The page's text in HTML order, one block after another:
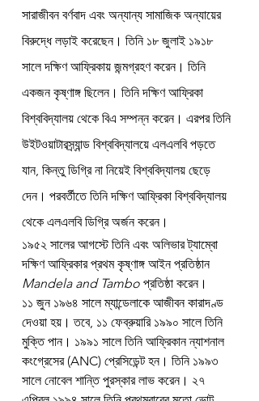
সারাজীবন বর্ণবাদ এবং অন্যান্য সামাজিক অন্যায়ের
বিরুদ্ধে লড়াই করেছেন। তিনি ১৮ জুলাই ১৯১৮
সালে দক্ষিণ আফ্রিকায় জন্মগ্রহণ করেন। তিনি
একজন কৃষ্ণাঙ্গ ছিলেন। তিনি দক্ষিণ আফ্রিকা
বিশ্ববিদ্যালয় থেকে বিএ সম্পন্ন করেন। এরপর তিনি
উইটওয়াটারস্র্যান্ড বিশ্ববিদ্যালয়ে এলএলবি পড়তে
যান, কিন্তু ডিগ্রি না নিয়েই বিশ্ববিদ্যালয় ছেড়ে
দেন। পরবর্তীতে তিনি দক্ষিণ আফ্রিকা বিশ্ববিদ্যালয়
থেকে এলএলবি ডিগ্রি অর্জন করেন।
১৯৫২ সালের আগস্টে তিনি এবং অলিভার ট্যাম্বো
দক্ষিণ আফ্রিকার প্রথম কৃষ্ণাঙ্গ আইন প্রতিষ্ঠান
Mandela and Tambo প্রতিষ্ঠা করেন।
১১ জুন ১৯৬৪ সালে ম্যান্ডেলাকে আজীবন কারাদণ্ড
দেওয়া হয়। তবে, ১১ ফেব্রুয়ারি ১৯৯০ সালে তিনি
মুক্তি পান। ১৯৯১ সালে তিনি আফ্রিকান ন্যাশনাল
কংগ্রেসের (ANC) প্রেসিডেন্ট হন। তিনি ১৯৯৩
সালে নোবেল শান্তি পুরস্কার লাভ করেন। ২৭